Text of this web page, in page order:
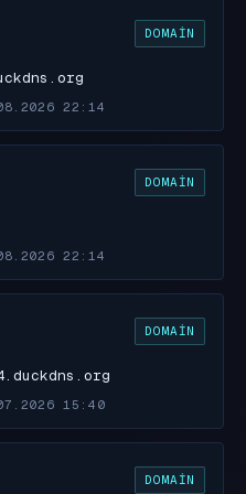
DOMAIN
22:14
DOMAIN
22:14
DOMAIN
15:40
DOMAIN